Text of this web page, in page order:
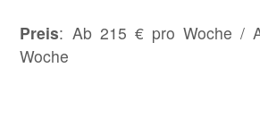
Preis: Ab 215 € pro Woche /
Woche